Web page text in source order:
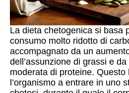
La dieta chetogenica si basa
consumo molto ridotto di
accompagnato da un
dell’assunzione di grassi e
moderata di proteine.
l’organismo a entrare in uno